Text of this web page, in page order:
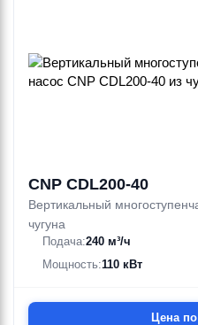
CNP CDL200-40
Вертикальный
чугуна
Подача:240 м³/ч
Мощность:110 кВт
Цена